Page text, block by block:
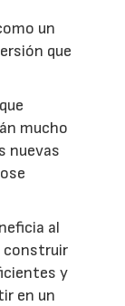
un
que
mucho
nuevas
al
construir
y
en un